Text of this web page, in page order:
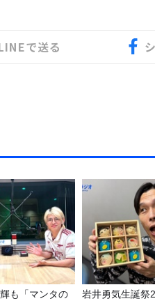
で送る
も「マンタの
岩井勇気生誕祭